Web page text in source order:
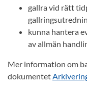
gallra vid rätt
kunna hantera
av allmän
Mer information om
dokumentet